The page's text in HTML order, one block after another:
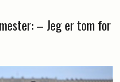
– Jeg er tom for